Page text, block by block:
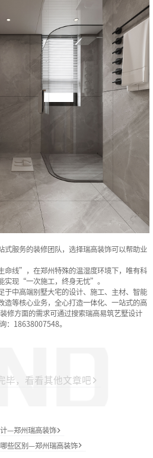
服务的装修团队，选择瑞高装饰可以帮助业
线”，在郑州特殊的温湿度环境下，唯有科
实现“一次施工，终身无忧”。
中高端别墅大宅的设计、施工、主材、智能
造等核心业务，全心打造一体化、一站式的高
修方面的需求可通过搜索瑞高易筑艺墅设计
：18638007548。
毕，看看其他文章吧
—郑州瑞高装饰
些区别—郑州瑞高装饰